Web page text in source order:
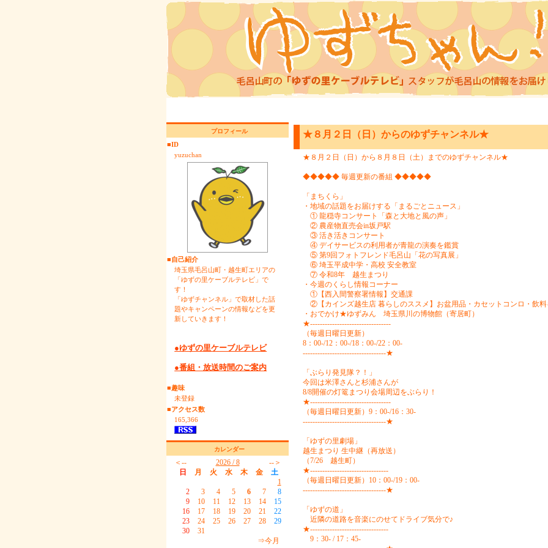
プロフィール
■ID
yuzuchan
■自己紹介
埼玉県毛呂山町・越生町エリアの
「ゆずの里ケーブルテレビ」で
す！
「ゆずチャンネル」で取材した話
題やキャンペーンの情報などを更
新していきます！
●ゆずの里ケーブルテレビ
●番組・放送時間のご案内
■趣味
未登録
■アクセス数
165,366
カレンダー
＜-- 2026 / 8
--＞
日
月 火 水 木 金
土
1
2
3 4 5 6 7
8
9
10 11 12 13 14
15
16
17 18 19 20 21
22
23
24 25 26 27 28
29
30
31
⇒今月
★８月２日（日）からのゆずチャンネル★
★８月２日（日）から８月８日（土）までのゆずチャンネル★
◆◆◆◆◆ 毎週更新の番組 ◆◆◆◆◆
「まちくら」
・地域の話題をお届けする「まるごとニュース」
① 龍穏寺コンサート「森と大地と風の声」
② 農産物直売会in坂戸駅
③ 活き活きコンサート
④ デイサービスの利用者が青龍の演奏を鑑賞
⑤ 第9回フォトフレンド毛呂山「花の写真展」
⑥ 埼玉平成中学・高校 安全教室
⑦ 令和8年 越生まつり
・今週のくらし情報コーナー
①【西入間警察署情報】交通課
②【カインズ越生店 暮らしのススメ】お盆用品・カセットコンロ・飲料
・おでかけ★ゆずみん 埼玉県川の博物館（寄居町）
★---------------------------------
（毎週日曜日更新）
8：00-/12：00-/18：00-/22：00-
----------------------------------★
「ぶらり発見隊？！」
今回は米澤さんと杉浦さんが
8/8開催の灯篭まつり会場周辺をぶらり！
★---------------------------------
（毎週日曜日更新）9：00-/16：30-
----------------------------------★
「ゆずの里劇場」
越生まつり 生中継（再放送）
（7/26 越生町）
★--------------------------------
（毎週日曜日更新）10：00-/19：00-
----------------------------------★
「ゆずの道」
近隣の道路を音楽にのせてドライブ気分で♪
★--------------------------------
9：30- / 17：45-